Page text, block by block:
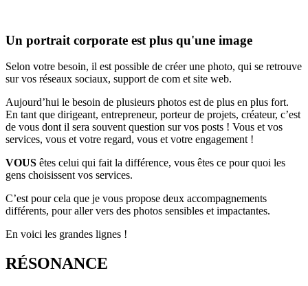
Un portrait corporate est plus qu'une image
Selon votre besoin, il est possible de créer une photo, qui se retrouve
sur vos réseaux sociaux, support de com et site web.
Aujourd’hui le besoin de plusieurs photos est de plus en plus fort.
En tant que dirigeant, entrepreneur, porteur de projets, créateur, c’est
de vous dont il sera souvent question sur vos posts ! Vous et vos
services, vous et votre regard, vous et votre engagement !
VOUS êtes celui qui fait la différence, vous êtes ce pour quoi les
gens choisissent vos services.
C’est pour cela que je vous propose deux accompagnements
différents, pour aller vers des photos sensibles et impactantes.
En voici les grandes lignes !
RÉSONANCE